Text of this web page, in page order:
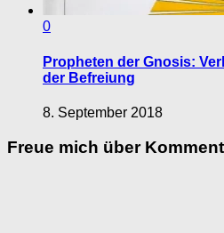
0
Propheten der Gnosis:
der Befreiung
8. September 2018
Freue mich über